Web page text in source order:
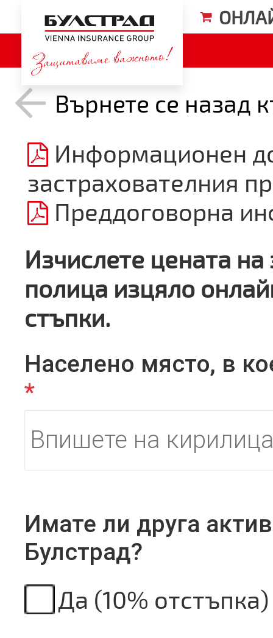
Върнете се назад
Информационен
застрахователния
Преддоговорна
Изчислете цената
полица изцяло
стъпки.
Населено място, в
*
Имате ли друга
Булстрад?
Да (10% отстъпка)